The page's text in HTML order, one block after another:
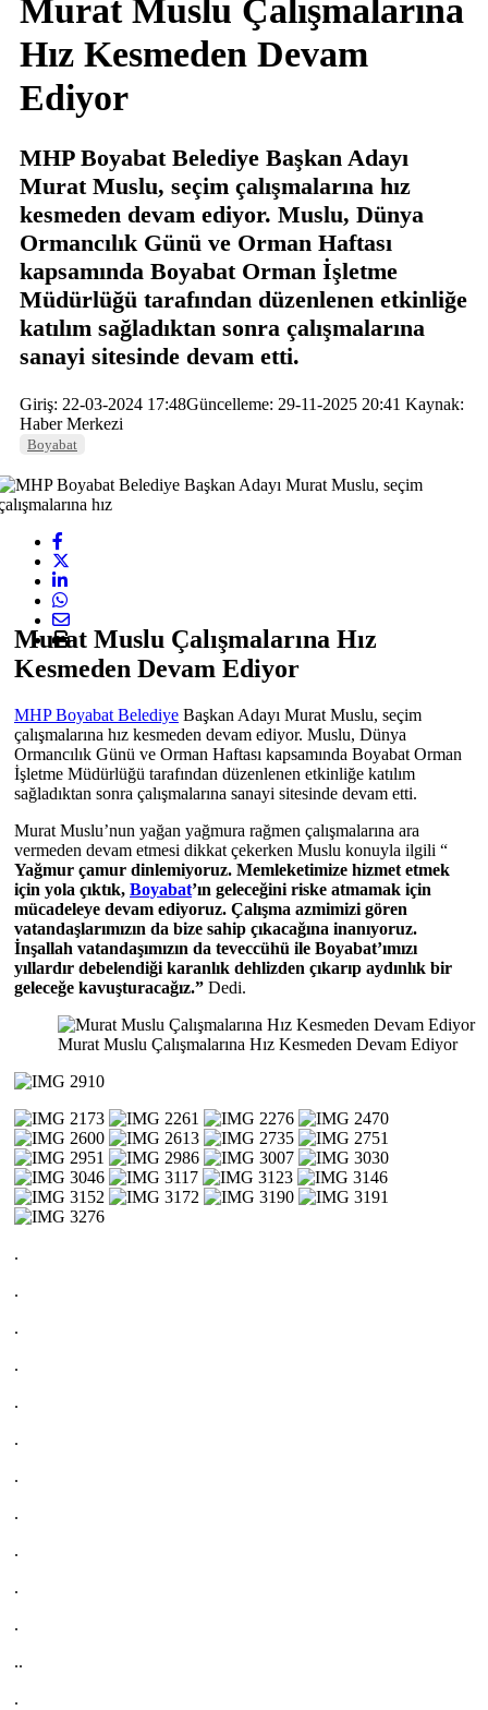
Murat Muslu Çalışmalarına
Hız Kesmeden Devam
Ediyor
MHP Boyabat Belediye Başkan Adayı
Murat Muslu, seçim çalışmalarına hız
kesmeden devam ediyor. Muslu, Dünya
Ormancılık Günü ve Orman Haftası
kapsamında Boyabat Orman İşletme
Müdürlüğü tarafından düzenlenen etkinliğe
katılım sağladıktan sonra çalışmalarına
sanayi sitesinde devam etti.
Giriş: 22-03-2024 17:48Güncelleme: 29-11-2025 20:41 Kaynak:
Haber Merkezi
Boyabat
Murat Muslu Çalışmalarına Hız
Kesmeden Devam Ediyor
MHP Boyabat Belediye Başkan Adayı Murat Muslu, seçim
çalışmalarına hız kesmeden devam ediyor. Muslu, Dünya
Ormancılık Günü ve Orman Haftası kapsamında Boyabat Orman
İşletme Müdürlüğü tarafından düzenlenen etkinliğe katılım
sağladıktan sonra çalışmalarına sanayi sitesinde devam etti.
Murat Muslu’nun yağan yağmura rağmen çalışmalarına ara
vermeden devam etmesi dikkat çekerken Muslu konuyla ilgili “
Yağmur çamur dinlemiyoruz. Memleketimize hizmet etmek
için yola çıktık, Boyabat’ın geleceğini riske atmamak için
mücadeleye devam ediyoruz. Çalışma azmimizi gören
vatandaşlarımızın da bize sahip çıkacağına inanıyoruz.
İnşallah vatandaşımızın da teveccühü ile Boyabat’ımızı
yıllardır debelendiği karanlık dehlizden çıkarıp aydınlık bir
geleceğe kavuşturacağız.” Dedi.
Murat Muslu Çalışmalarına Hız Kesmeden Devam Ediyor
.
.
.
.
.
.
.
.
.
.
.
..
.